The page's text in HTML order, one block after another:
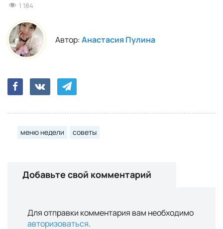
1 184
Автор:Анастасия Пулина
меню недели советы
Добавьте свой комментарий
Для отправки комментария вам необходимо
авторизоваться.